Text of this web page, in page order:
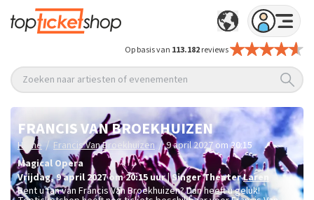
Op basis van 113.182reviews
Zoeken naar artiesten of evenementen
FRANCIS VAN BROEKHUIZEN
Home / Francis Van Broekhuizen / 9 april 2027 om 20:15
Magical Opera
vrijdag, 9 april 2027 om 20:15 uur|Singer TheaterLaren
Bent u fan van Francis Van Broekhuizen? Dan heeft u geluk!